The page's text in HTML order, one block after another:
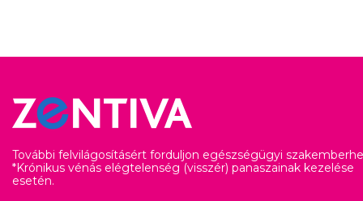
További felvilágosításért forduljon egészségügyi
*Krónikus vénás elégtelenség (visszér) panaszainak kezelése
esetén.